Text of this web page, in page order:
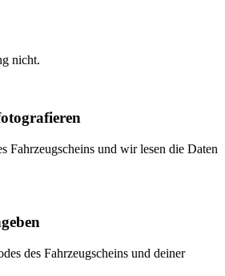
nicht.
Fahrzeugscheins und wir lesen die Daten
des Fahrzeugscheins und deiner